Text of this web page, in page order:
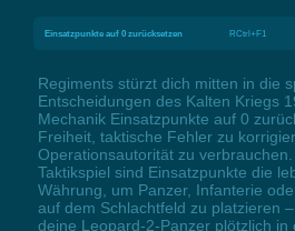
Einsatzpunkte auf 0 zurücksetzen RCtrl+F1
Regiments stürzt dich mitten in die
Entscheidungen des Kalten Kriegs
Mechanik Einsatzpunkte auf 0
Freiheit, taktische Fehler zu
Operationsautorität zu
Taktikspiel sind Einsatzpunkte die
Währung, um Panzer, Infanterie
auf dem Schlachtfeld zu platzieren
deine Leopard-2-Panzer plötzlich in